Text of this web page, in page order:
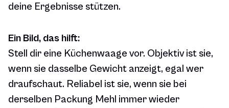
deine Ergebnisse stützen.
Ein Bild, das hilft:
Stell dir eine Küchenwaage vor. Objektiv ist sie,
wenn sie dasselbe Gewicht anzeigt, egal wer
draufschaut. Reliabel ist sie, wenn sie bei
derselben Packung Mehl immer wieder